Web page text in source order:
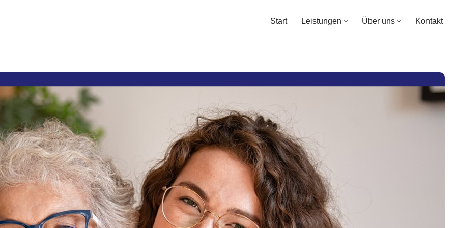
Start Leistungen Über uns Kontakt